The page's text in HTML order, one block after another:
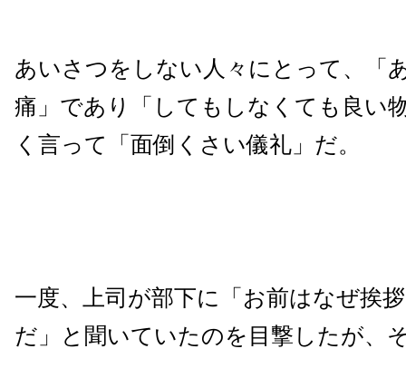
あいさつをしない人々にとって、「
痛」であり「してもしなくても良い
く言って「面倒くさい儀礼」だ。
一度、上司が部下に「お前はなぜ挨
だ」と聞いていたのを目撃したが、